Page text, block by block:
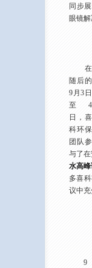
同步
眼镜解
在
随后的
9月3日
至4
日，喜
科环保
团队参
与了
水高
多喜
议中充
9